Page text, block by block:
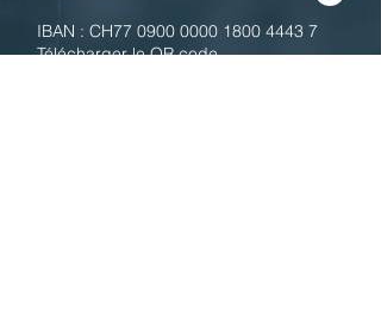
IBAN : CH77 0900 0000 1800 4443 7
Télécharger le QR code